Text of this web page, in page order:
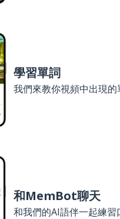
學習單詞
我們來教你視頻中出現的
和MemBot聊天
和我們的AI語伴一起練習